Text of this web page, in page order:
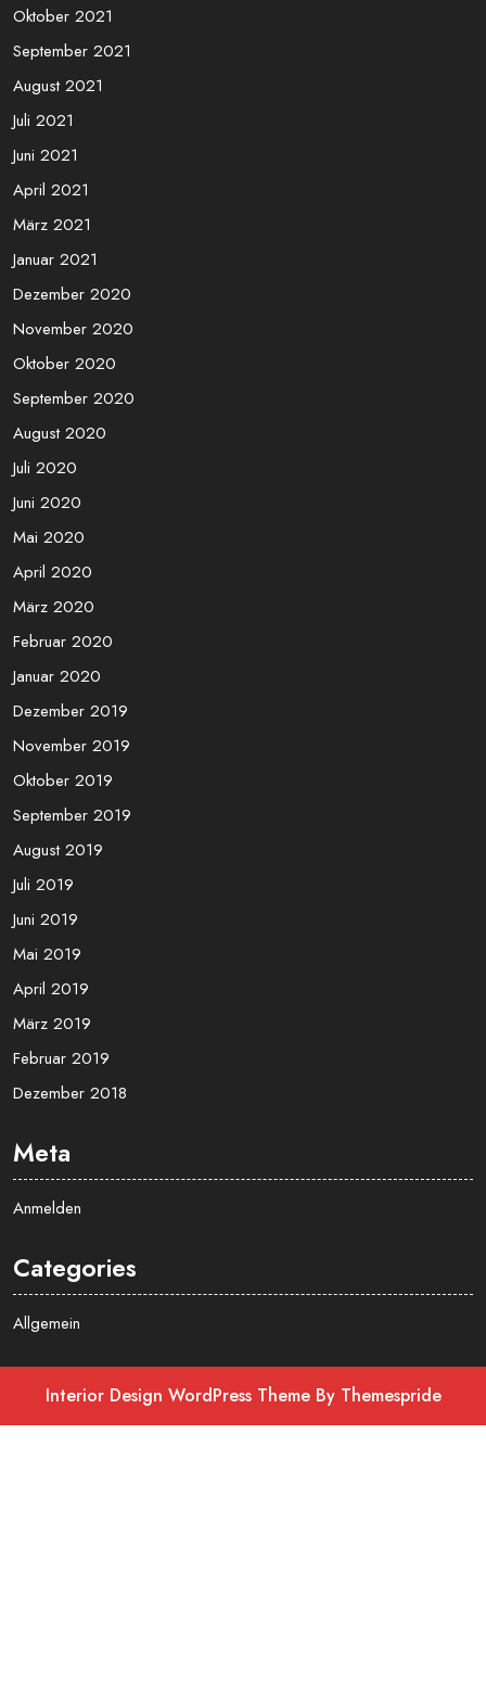
Oktober 2021
September 2021
August 2021
Juli 2021
Juni 2021
April 2021
März 2021
Januar 2021
Dezember 2020
November 2020
Oktober 2020
September 2020
August 2020
Juli 2020
Juni 2020
Mai 2020
April 2020
März 2020
Februar 2020
Januar 2020
Dezember 2019
November 2019
Oktober 2019
September 2019
August 2019
Juli 2019
Juni 2019
Mai 2019
April 2019
März 2019
Februar 2019
Dezember 2018
Meta
Anmelden
Categories
Allgemein
Interior Design WordPress ThemeBy Themespride